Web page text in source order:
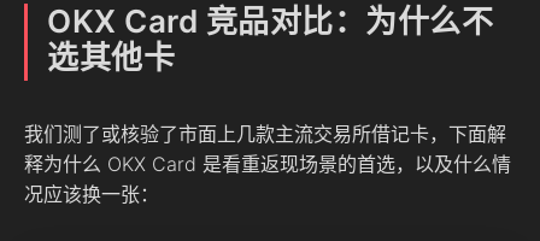
OKX Card 竞品对比：为什么不
选其他卡
我们测了或核验了市面上几款主流交易所借记卡，下面解
释为什么 OKX Card 是看重返现场景的首选，以及什么情
况应该换一张：